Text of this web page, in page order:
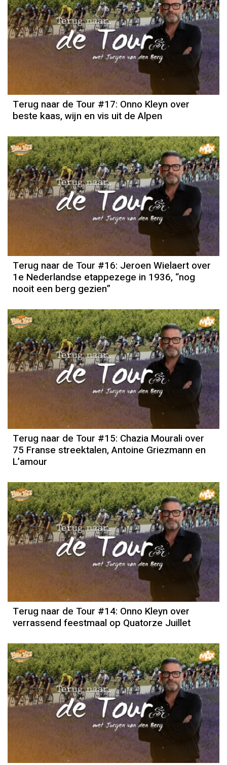
Terug naar de Tour #17: Onno Kleyn over
beste kaas, wijn en vis uit de Alpen
Terug naar de Tour #16: Jeroen Wielaert over
1e Nederlandse etappezege in 1936, “nog
nooit een berg gezien”
Terug naar de Tour #15: Chazia Mourali over
75 Franse streektalen, Antoine Griezmann en
L’amour
Terug naar de Tour #14: Onno Kleyn over
verrassend feestmaal op Quatorze Juillet